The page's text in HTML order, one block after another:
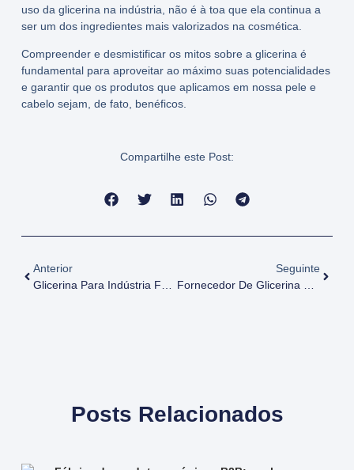
uso da glicerina na indústria , não é à toa que ela continua a
ser um dos ingredientes mais valorizados na cosmética.
Compreender e desmistificar os mitos sobre a glicerina é
fundamental para aproveitar ao máximo suas potencialidades
e garantir que os produtos que aplicamos em nossa pele e
cabelo sejam, de fato, benéficos.
Compartilhe este Post:
Anterior
Seguinte
Posts Relacionados